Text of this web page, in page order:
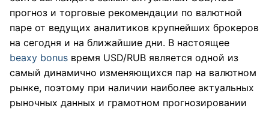
прогноз и торговые рекомендации по валютной
паре от ведущих аналитиков крупнейших брокеров
на сегодня и на ближайшие дни. В настоящее
beaxy bonus время USD/RUB является одной из
самый динамично изменяющихся пар на валютном
рынке, поэтому при наличии наиболее актуальных
рыночных данных и грамотном прогнозировании